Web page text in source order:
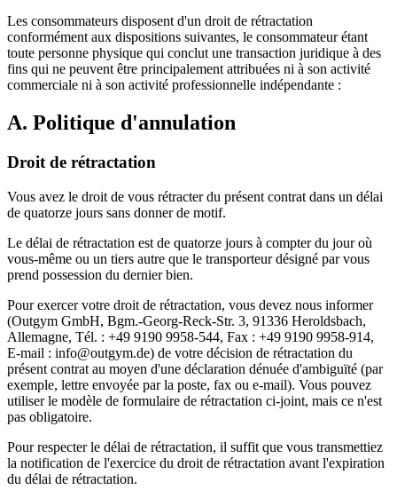
Les consommateurs disposent d'un droit de rétractation
conformément aux dispositions suivantes, le consommateur étant
toute personne physique qui conclut une transaction juridique à des
fins qui ne peuvent être principalement attribuées ni à son activité
commerciale ni à son activité professionnelle indépendante :
A. Politique d'annulation
Droit de rétractation
Vous avez le droit de vous rétracter du présent contrat dans un délai
de quatorze jours sans donner de motif.
Le délai de rétractation est de quatorze jours à compter du jour où
vous-même ou un tiers autre que le transporteur désigné par vous
prend possession du dernier bien.
Pour exercer votre droit de rétractation, vous devez nous informer
(Outgym GmbH, Bgm.-Georg-Reck-Str. 3, 91336 Heroldsbach,
Allemagne, Tél. : +49 9190 9958-544, Fax : +49 9190 9958-914,
E-mail : info@outgym.de) de votre décision de rétractation du
présent contrat au moyen d'une déclaration dénuée d'ambiguïté (par
exemple, lettre envoyée par la poste, fax ou e-mail). Vous pouvez
utiliser le modèle de formulaire de rétractation ci-joint, mais ce n'est
pas obligatoire.
Pour respecter le délai de rétractation, il suffit que vous transmettiez
la notification de l'exercice du droit de rétractation avant l'expiration
du délai de rétractation.